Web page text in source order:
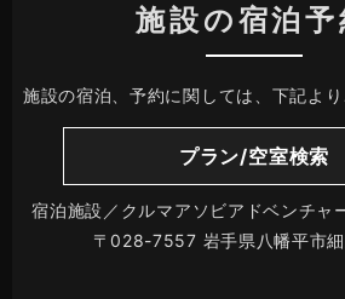
施設の宿泊予
施設の宿泊、予約に関しては、下記より
プラン/空室検索
宿泊施設／クルマアソビアドベンチャ
〒028-7557 岩手県八幡平市